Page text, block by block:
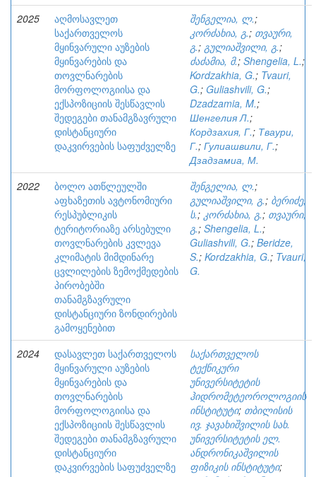
2025
აღმოსავლეთ
საქართველოს
მყინვარული აუზების
მყინვარების და
თოვლნარების
მორფოლოგიისა და
ექსპოზიციის შესწავლის
შედეგები თანამგზავრული
დისტანციური
დაკვირვების საფუძველზე
შენგელია, ლ.;
კორძახია, გ.; თვაური,
გ.; გულიაშვილი, გ.;
ძაძამია, მ.; Shengelia, L.;
Kordzakhia, G.; Tvauri,
G.; Guliashvili, G.;
Dzadzamia, M.;
Шенгелия Л.;
Кордзахия, Г.; Тваури,
Г.; Гулиашвили, Г.;
Дзадзамиа, М.
2022
ბოლო ათწლეულში
აფხაზეთის ავტონომიური
რესპუბლიკის
ტერიტორიაზე არსებული
თოვლნარების კვლევა
კლიმატის მიმდინარე
ცვლილების ზემოქმედების
პირობებში
თანამგზავრული
დისტანციური ზონდირების
გამოყენებით
შენგელია, ლ.;
გულიაშვილი, გ.; ბერიძე,
ს.; კორძახია, გ.; თვაური,
გ.; Shengelia, L.;
Guliashvili, G.; Beridze,
S.; Kordzakhia, G.; Tvauri,
G.
2024
დასავლეთ საქართველოს
მყინვარული აუზების
მყინვარების და
თოვლნარების
მორფოლოგიისა და
ექსპოზიციის შესწავლის
შედეგები თანამგზავრული
დისტანციური
დაკვირვების საფუძველზე
საქართველოს
ტექნიკური
უნივერსიტეტის
ჰიდრომეტეოროლოგიის
ინსტიტუტი; თბილისის
ივ. ჯავახიშვილის სახ.
უნივერსიტეტის ელ.
ანდრონიკაშვილის
ფიზიკის ინსტიტუტი;